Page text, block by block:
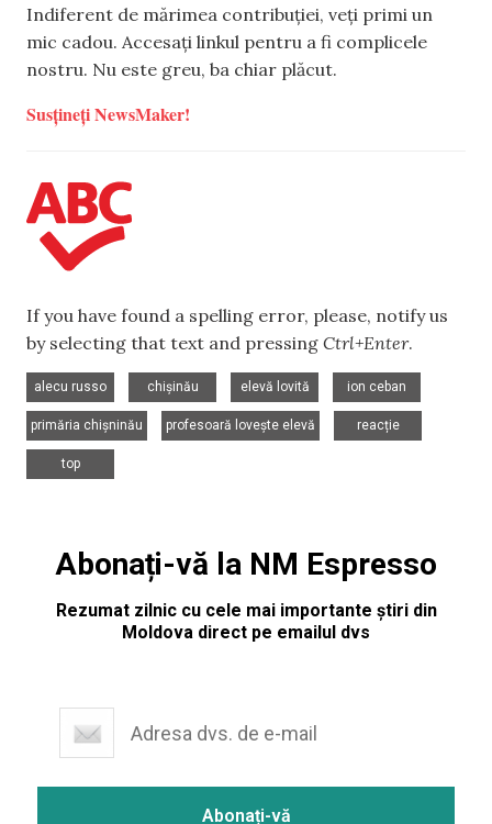
Indiferent de mărimea contribuției, veți primi un
mic cadou. Accesați linkul pentru a fi complicele
nostru. Nu este greu, ba chiar plăcut.
Susțineți NewsMaker!
If you have found a spelling error, please, notify us
by selecting that text and pressing Ctrl+Enter.
alecu russo
chișinău
elevă lovită
ion ceban
primăria chișninău
profesoară lovește elevă
reacție
top
Abonați-vă la NM Espresso
Rezumat zilnic cu cele mai importante știri din
Moldova direct pe emailul dvs